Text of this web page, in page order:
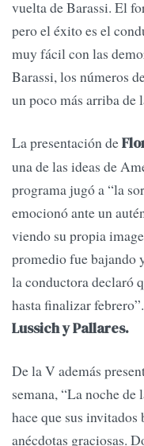
vuelta de Barassi. El
pero el éxito es el
muy fácil con las
Barassi, los números
un poco más arriba de
La presentación de
una de las ideas de
programa jugó a “la
emocionó ante un
viendo su propia
promedio fue bajando
la conductora declaró
hasta finalizar
Lussich y Pallares.
De la V además
semana, “La noche
hace que sus
anécdotas graciosas.